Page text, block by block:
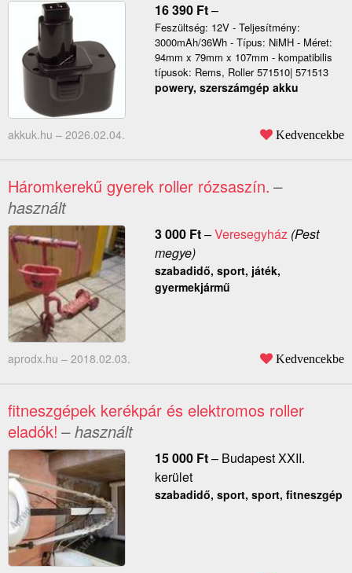
16 390 Ft–
Feszültség: 12V - Teljesítmény:
3000mAh/36Wh - Típus: NiMH - Méret:
94mm x 79mm x 107mm - kompatibilis
típusok: Rems, Roller 571510| 571513
powery, szerszámgép akku
akkuk.hu – 2026.02.04. Kedvencekbe
Háromkerekű gyerek roller rózsaszín. –
használt
3 000 Ft–Veresegyház(Pest
megye)
szabadidő, sport, játék,
gyermekjármű
aprodx.hu – 2018.02.03. Kedvencekbe
fitneszgépek kerékpár és elektromos roller
eladók! – használt
15 000 Ft– Budapest XXII.
kerület
szabadidő, sport, sport, fitneszgép